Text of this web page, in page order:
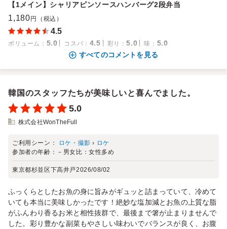
【1メイン】シャリアピンソースハンバーグ2段弁当
1,180 円（税込）
4.5
ボリューム ： 5.0 コスパ ： 4.5 彩り ：5.0 味 ： 5.0
すべてのコメントを見る
韓国のスタッフたちが美味しいと喜んでました。
5.0
株式会社WonTheFull
ご利用シーン： ロケ・撮影 › ロケ
参加者の年齢： － 男女比：女性多め
東京都杉並区下高井戸2026/08/02
ふっくらとしたお魚の身に旨みがギュッと詰まっていて、冷めて
いても本当に美味しかったです！絶妙な塩加減とお魚の上質な脂
がふんわり香るお米と相性抜群で、最後まで箸が止まりませんで
した。彩り豊かな副菜もやさしい味わいでバランスが良く、お腹